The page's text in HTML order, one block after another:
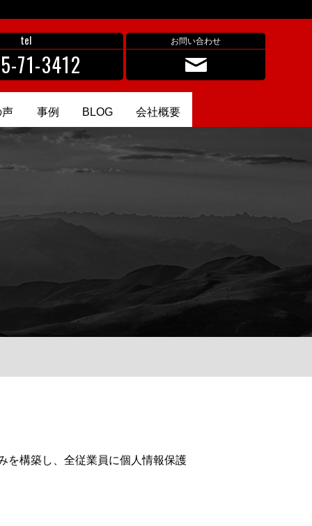
tel
71-3412
お問い合わせ
声 事例 BLOG 会社概要
を構築し、全従業員に個人情報保護